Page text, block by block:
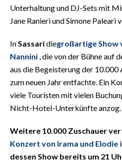
Unterhaltung und DJ-Sets mit
Jane Ranieri und Simone Paleari
In Sassaridiegroßartige Show
Nannini , die von der Bühne auf
aus die Begeisterung der 10.000
zum neuen Jahr entfachte. Ein
viele Touristen mit vielen
Nicht-Hotel-Unterkünfte anzog.
Weitere 10.000 Zuschauer
Konzert von Irama und Elodie
dessen Show bereits um 21